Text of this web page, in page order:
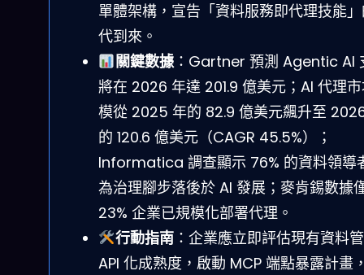
單體架構，宣告「資料服務即代理技能
代到來。
關鍵數據：Gartner 預測 Agentic AI
將在 2026 年達 201.9 億美元；AI 代理
模從 2025 年的 82.9 億美元飆升至
的 120.6 億美元（CAGR 45.5%）；
Informatica 調查顯示 76% 的資料領導
為治理腳步落後於 AI 發展；麥肯錫數據
23% 企業已規模化部署代理。
行動指南：企業應立即評估現有資料
API 化成熟度，啟動 MCP 端點暴露計畫